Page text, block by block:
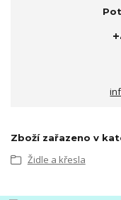
Zboží zařazeno v
Židle a křesla